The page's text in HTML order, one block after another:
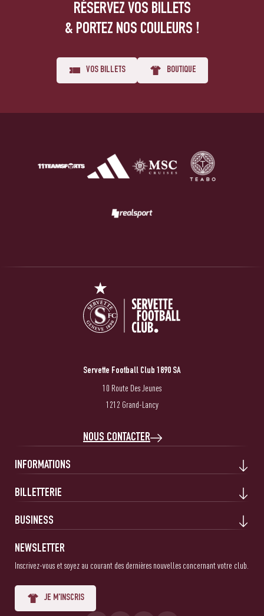
RÉSERVEZ VOS BILLETS
& PORTEZ NOS COULEURS !
VOS BILLETS BOUTIQUE
Servette Football Club 1890 SA
10 Route Des Jeunes
1212 Grand-Lancy
NOUS CONTACTER
INFORMATIONS
BILLETTERIE
BUSINESS
NEWSLETTER
Inscrivez-vous et soyez au courant des dernières nouvelles concernant votre club.
JE M'INSCRIS